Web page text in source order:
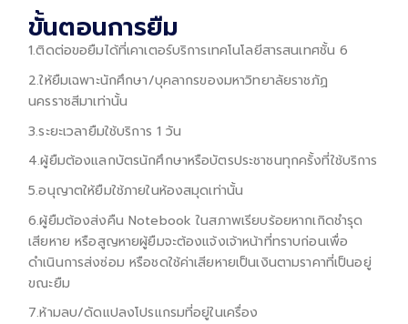
ขั้นตอนการยืม
1.ติดต่อขอยืมได้ที่เคาเตอร์บริการเทคโนโลยีสารสนเทศชั้น 6
2.ให้ยืมเฉพาะนักศึกษา/บุคลากรของมหาวิทยาลัยราชภัฏ
นครราชสีมาเท่านั้น
3.ระยะเวลายืมใช้บริการ 1 วัน
4.ผู้ยืมต้องแลกบัตรนักศึกษาหรือบัตรประชาชนทุกครั้งที่ใช้บริการ
5.อนุญาตให้ยืมใช้ภายในห้องสมุดเท่านั้น
6.ผู้ยืมต้องส่งคืน Notebook ในสภาพเรียบร้อยหากเกิดชำรุด
เสียหาย หรือสูญหายผู้ยืมจะต้องแจ้งเจ้าหน้าที่ทราบก่อนเพื่อ
ดำเนินการส่งซ่อม หรือชดใช้ค่าเสียหายเป็นเงินตามราคาที่เป็นอยู่
ขณะยืม
7.ห้ามลบ/ดัดแปลงโปรแกรมที่อยู่ในเครื่อง